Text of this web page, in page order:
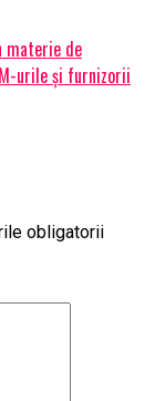
materie de
urile și furnizorii
obligatorii